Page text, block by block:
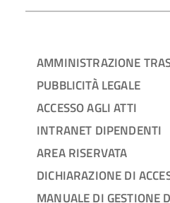
AMMINISTRAZIONE
PUBBLICITÀ LEGALE
ACCESSO AGLI ATTI
INTRANET DIPENDENTI
AREA RISERVATA
DICHIARAZIONE DI
MANUALE DI GESTIONE